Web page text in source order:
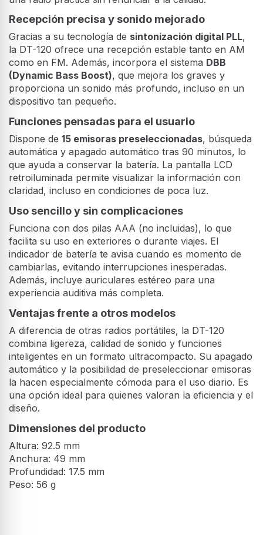
Recepción precisa y sonido mejorado
Gracias a su tecnología de sintonización digital PLL,
la DT-120 ofrece una recepción estable tanto en AM
como en FM. Además, incorpora el sistema DBB
(Dynamic Bass Boost), que mejora los graves y
proporciona un sonido más profundo, incluso en un
dispositivo tan pequeño.
Funciones pensadas para el usuario
Dispone de 15 emisoras preseleccionadas, búsqueda
automática y apagado automático tras 90 minutos, lo
que ayuda a conservar la batería. La pantalla LCD
retroiluminada permite visualizar la información con
claridad, incluso en condiciones de poca luz.
Uso sencillo y sin complicaciones
Funciona con dos pilas AAA (no incluidas), lo que
facilita su uso en exteriores o durante viajes. El
indicador de batería te avisa cuando es momento de
cambiarlas, evitando interrupciones inesperadas.
Además, incluye auriculares estéreo para una
experiencia auditiva más completa.
Ventajas frente a otros modelos
A diferencia de otras radios portátiles, la DT-120
combina ligereza, calidad de sonido y funciones
inteligentes en un formato ultracompacto. Su apagado
automático y la posibilidad de preseleccionar emisoras
la hacen especialmente cómoda para el uso diario. Es
una opción ideal para quienes valoran la eficiencia y el
diseño.
Dimensiones del producto
Altura: 92.5 mm
Anchura: 49 mm
Profundidad: 17.5 mm
Peso: 56 g